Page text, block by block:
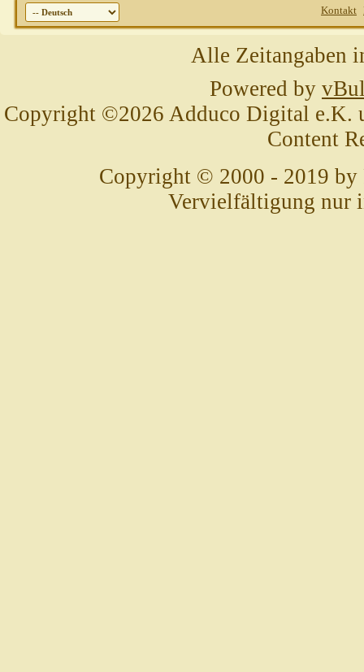
Kontakt
Alle Zeitangaben
Powered by
Copyright ©2026 Adduco Digital e.K.
Content
Copyright © 2000 - 2019 by
Vervielfältigung nur